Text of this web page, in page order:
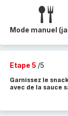
Mode manuel
Etape 5 /5
Garnissez le
avec de la sauce